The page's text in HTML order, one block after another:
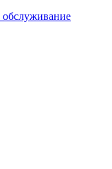
обслуживание